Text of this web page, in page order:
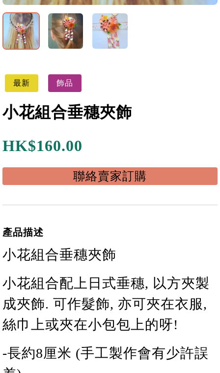
最新 飾品
小花組合垂穗夾飾
HK$160.00
聯絡賣家訂購
產品描述
小花組合垂穗夾飾
小花組合配上日式垂穗, 以方夾製
成夾飾. 可作髮飾, 亦可夾在衣服,
絲巾上或夾在小包包上的呀!
-長約8厘米 (手工製作會有少許誤